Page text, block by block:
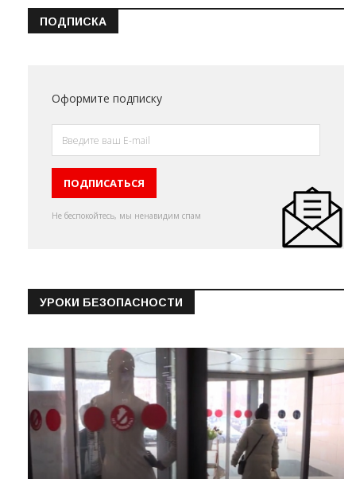
ПОДПИСКА
Оформите подписку
Не беспокойтесь, мы ненавидим спам
УРОКИ БЕЗОПАСНОСТИ